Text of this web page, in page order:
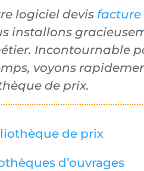
logiciel devis
installons
Incontournable
voyons
de prix.
de prix
d’ouvrages